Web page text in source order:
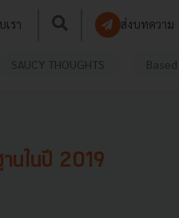
เรา ส่งบทความ
SAUCY THOUGHTS
นในปี 2019